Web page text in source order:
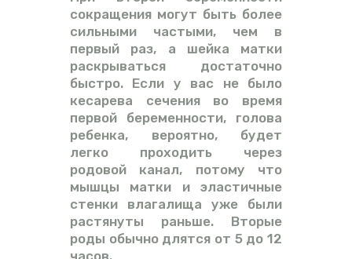
сокращения могут быть более
сильными частыми, чем в
первый раз, а шейка матки
раскрываться достаточно
быстро. Если у вас не было
кесарева сечения во время
первой беременности, голова
ребенка, вероятно, будет
легко проходить через
родовой канал, потому что
мышцы матки и эластичные
стенки влагалища уже были
растянуты раньше. Вторые
роды обычно длятся от 5 до 12
часов.